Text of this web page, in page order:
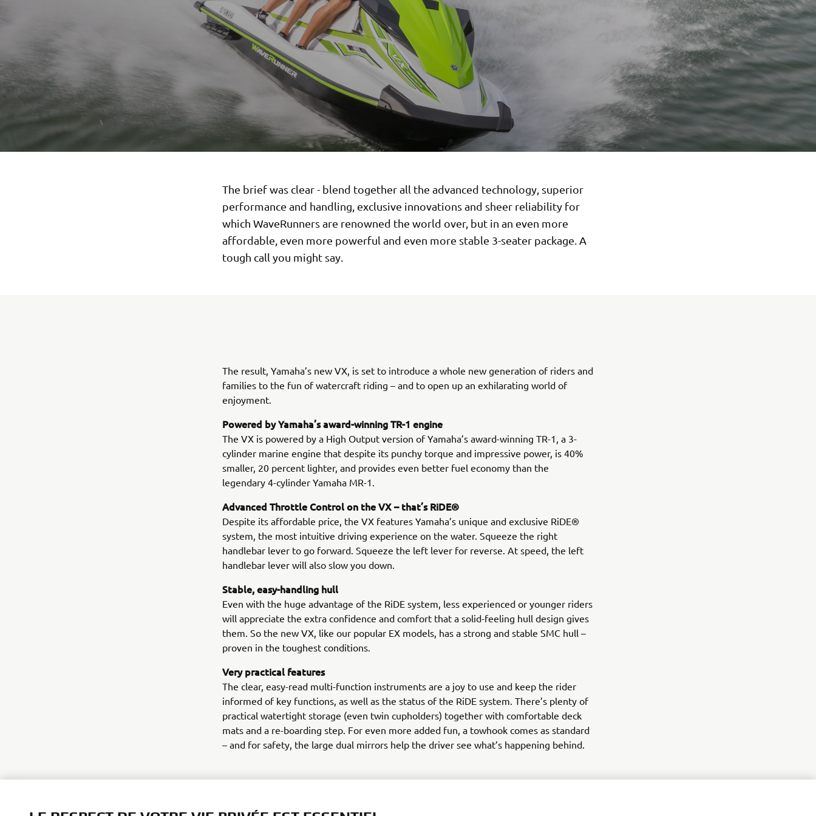
The brief was clear - blend together all the advanced technology, superior
performance and handling, exclusive innovations and sheer reliability for
which WaveRunners are renowned the world over, but in an even more
affordable, even more powerful and even more stable 3-seater package. A
tough call you might say.
The result, Yamaha’s new VX, is set to introduce a whole new generation of riders and
families to the fun of watercraft riding – and to open up an exhilarating world of
enjoyment.
Powered by Yamaha’s award-winning TR-1 engine
The VX is powered by a High Output version of Yamaha’s award-winning TR-1, a 3-
cylinder marine engine that despite its punchy torque and impressive power, is 40%
smaller, 20 percent lighter, and provides even better fuel economy than the
legendary 4-cylinder Yamaha MR-1.
Advanced Throttle Control on the VX – that’s RiDE®
Despite its affordable price, the VX features Yamaha’s unique and exclusive RiDE®
system, the most intuitive driving experience on the water. Squeeze the right
handlebar lever to go forward. Squeeze the left lever for reverse. At speed, the left
handlebar lever will also slow you down.
Stable, easy-handling hull
Even with the huge advantage of the RiDE system, less experienced or younger riders
will appreciate the extra confidence and comfort that a solid-feeling hull design gives
them. So the new VX, like our popular EX models, has a strong and stable SMC hull –
proven in the toughest conditions.
Very practical features
The clear, easy-read multi-function instruments are a joy to use and keep the rider
informed of key functions, as well as the status of the RiDE system. There’s plenty of
practical watertight storage (even twin cupholders) together with comfortable deck
mats and a re-boarding step. For even more added fun, a towhook comes as standard
– and for safety, the large dual mirrors help the driver see what’s happening behind.